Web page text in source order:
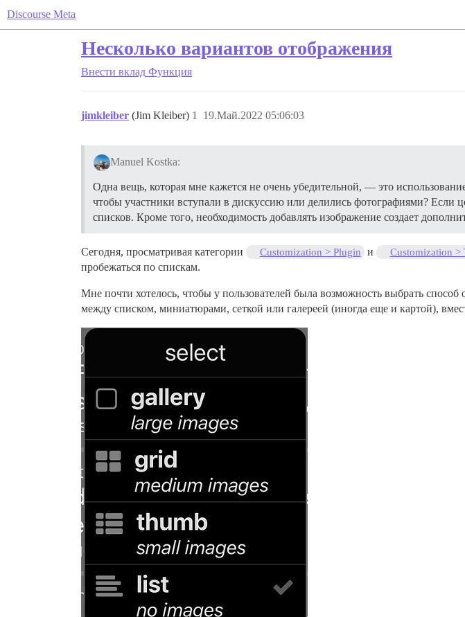
Discourse Meta
Несколько вариантов отображения
Внести вклад Функция
jimkleiber (Jim Kleiber) 19.Май.2022 05:06:03
1
Manuel Kostka:
Одна вещь, которая мне кажется не очень убедительной, — это
чтобы участники вступали в дискуссию или делились фотографиями?
списков. Кроме того, необходимость добавлять изображение создает
Сегодня, просматривая категории Customization > Plugin и Customization >
пробежаться по спискам.
Мне почти хотелось, чтобы у пользователей была возможность выбрать
между списком, миниатюрами, сеткой или галереей (иногда еще и картой),